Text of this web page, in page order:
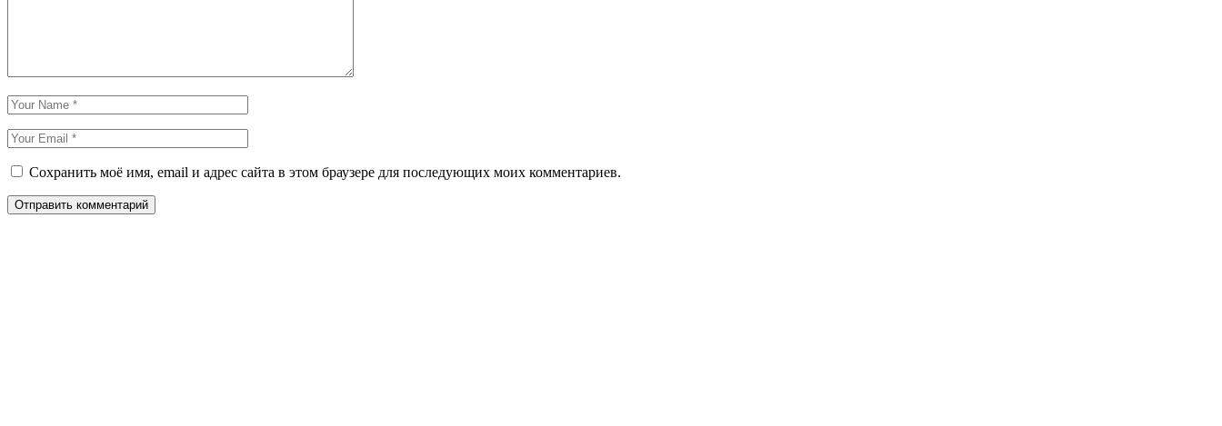
Сохранить моё имя, email и адрес сайта в этом браузере для последующих моих комментариев.
Отправить комментарий